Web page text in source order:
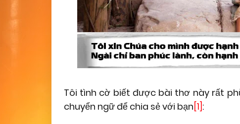
Tôi tình cờ biết được bài thơ này rất
chuyển ngữ để chia sẻ với bạn[1]: